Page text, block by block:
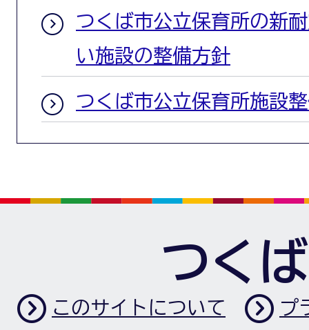
つくば市公立保育所の新
い施設の整備方針
つくば市公立保育所施設
つく
このサイトについて プ